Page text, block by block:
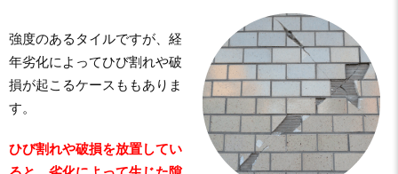
強度のあるタイルですが、経
年劣化によってひび割れや破
損が起こるケースももありま
す。
ひび割れや破損を放置してい